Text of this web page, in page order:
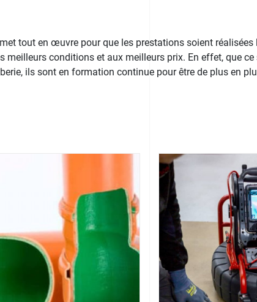
tout en œuvre pour que les prestations soient
meilleurs conditions et aux meilleurs prix. En effet, que ce
ils sont en formation continue pour être de plus en